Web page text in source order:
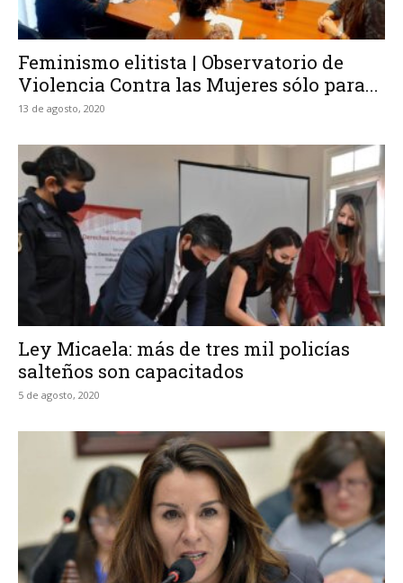
Feminismo elitista | Observatorio de
Violencia Contra las Mujeres sólo para...
13 de agosto, 2020
Ley Micaela: más de tres mil policías
salteños son capacitados
5 de agosto, 2020